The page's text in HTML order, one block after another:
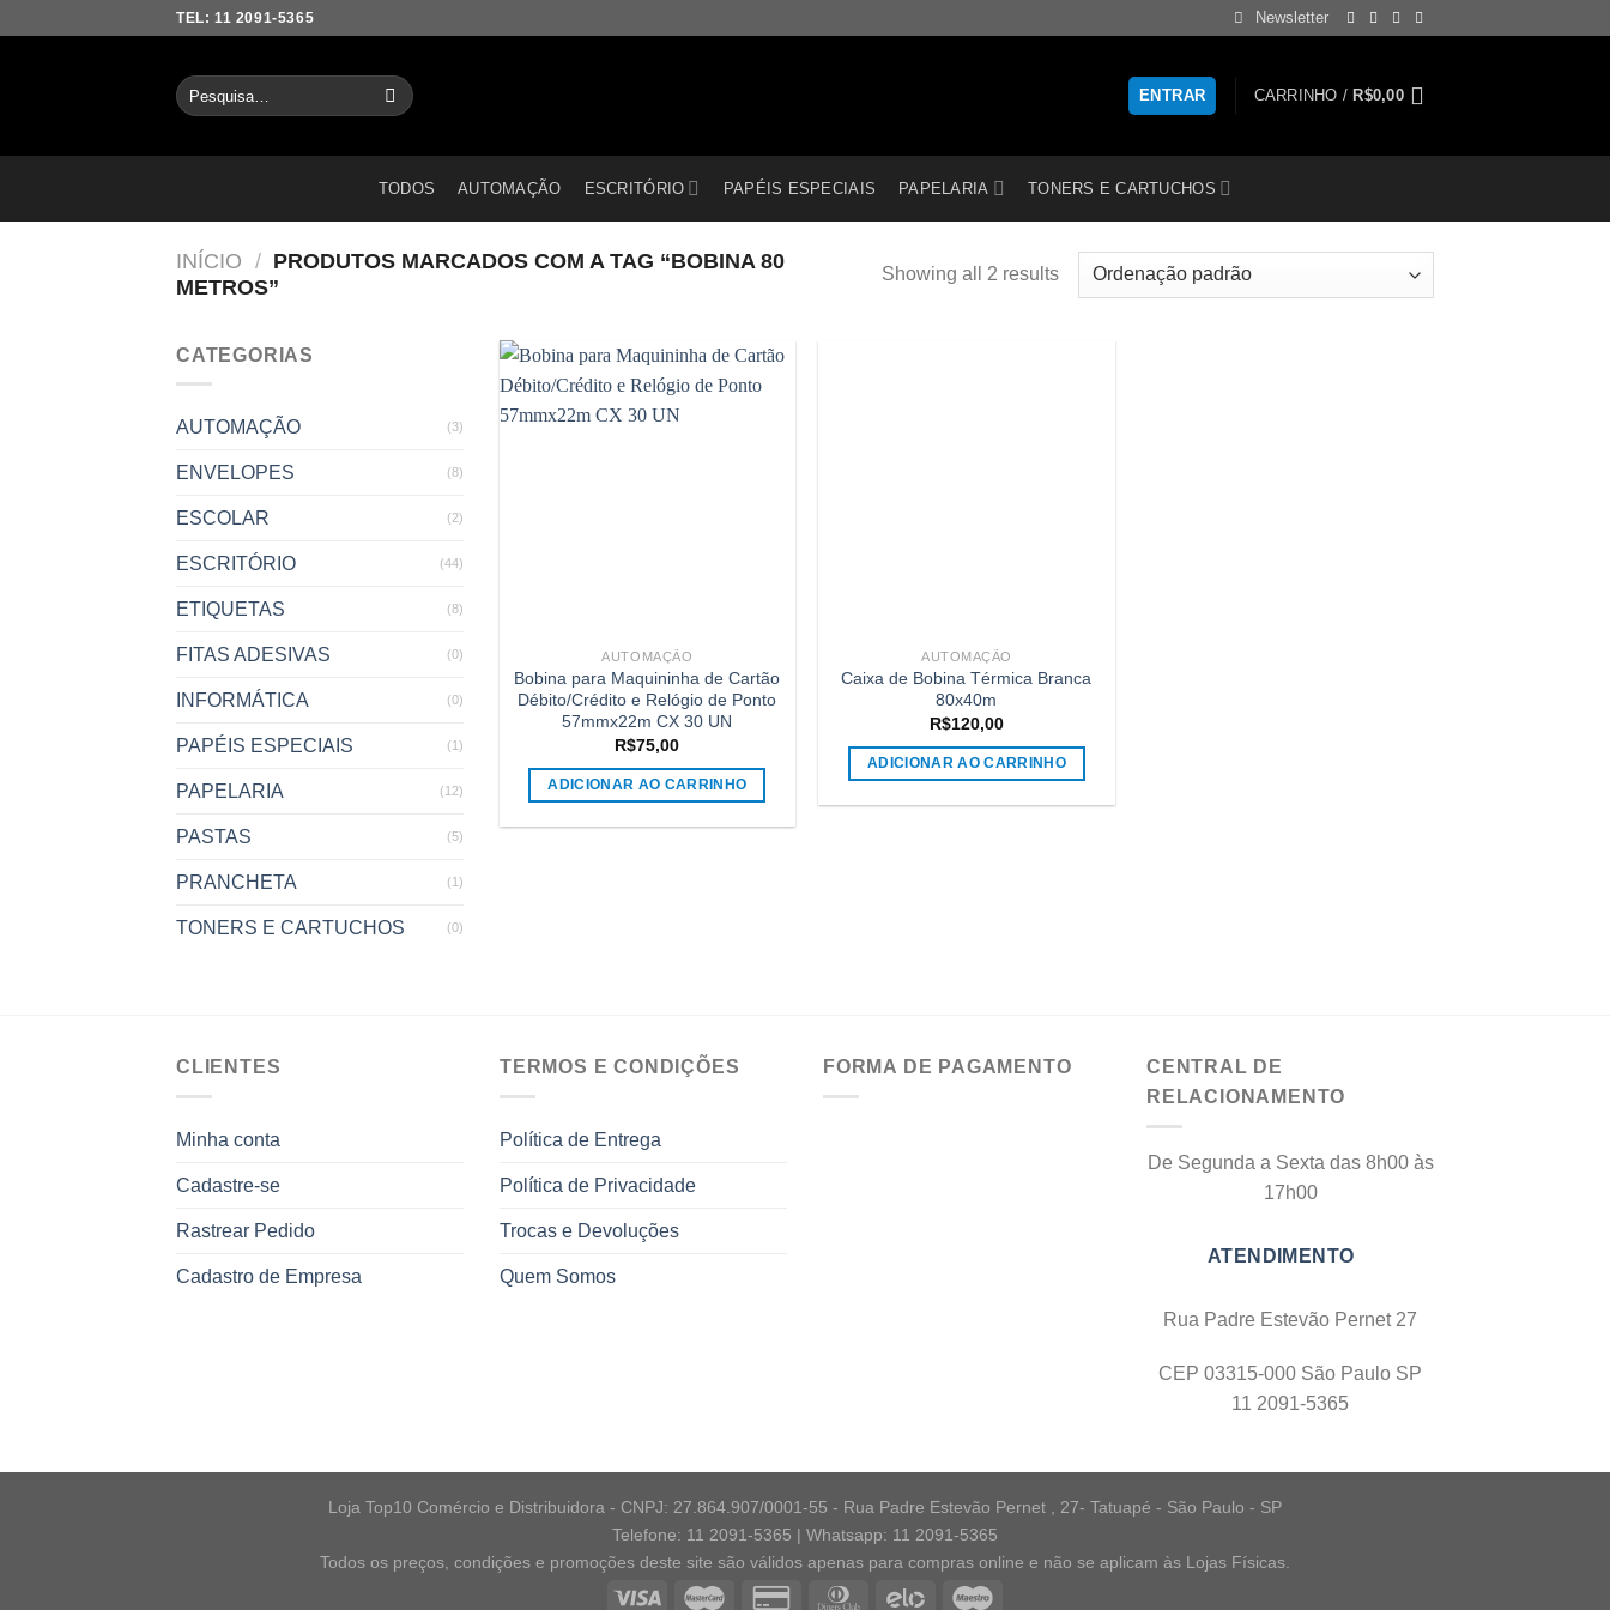
TEL: 11 2091-5365 Newsletter
Pesquisar
por:
ENTRAR CARRINHO / R$0,00
TODOS AUTOMAÇÃO ESCRITÓRIO PAPÉIS ESPECIAIS PAPELARIA TONERS E CARTUCHOS
INÍCIO / PRODUTOS MARCADOS COM A TAG “BOBINA 80
METROS”
Showing all 2 results
CATEGORIAS
AUTOMAÇÃO (3)
ENVELOPES (8)
ESCOLAR (2)
ESCRITÓRIO (44)
ETIQUETAS (8)
FITAS ADESIVAS (0)
INFORMÁTICA (0)
PAPÉIS ESPECIAIS (1)
PAPELARIA (12)
PASTAS (5)
PRANCHETA (1)
TONERS E CARTUCHOS (0)
AUTOMAÇÃO
Bobina para Maquininha de Cartão
Débito/Crédito e Relógio de Ponto
57mmx22m CX 30 UN
R$75,00
ADICIONAR AO CARRINHO
AUTOMAÇÃO
Caixa de Bobina Térmica Branca
80x40m
R$120,00
ADICIONAR AO CARRINHO
CLIENTES
Minha conta
Cadastre-se
Rastrear Pedido
Cadastro de Empresa
TERMOS E CONDIÇÕES
Política de Entrega
Política de Privacidade
Trocas e Devoluções
Quem Somos
FORMA DE PAGAMENTO
CENTRAL DE
RELACIONAMENTO
De Segunda a Sexta das 8h00 às
17h00
Rua Padre Estevão Pernet 27
CEP 03315-000 São Paulo SP
11 2091-5365
Loja Top10 Comércio e Distribuidora - CNPJ: 27.864.907/0001-55 - Rua Padre Estevão Pernet , 27- Tatuapé - São Paulo - SP
Telefone: 11 2091-5365 | Whatsapp: 11 2091-5365
Todos os preços, condições e promoções deste site são válidos apenas para compras online e não se aplicam às Lojas Físicas.